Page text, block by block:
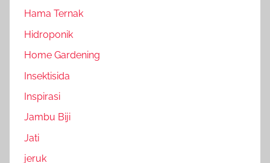
Hama Ternak
Hidroponik
Home Gardening
Insektisida
Inspirasi
Jambu Biji
Jati
jeruk